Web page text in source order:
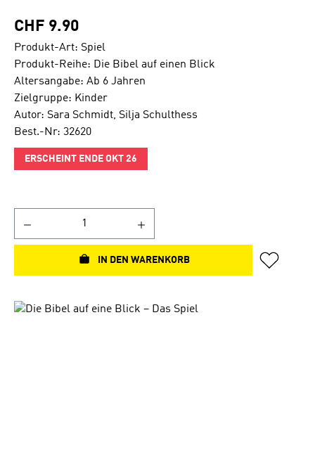
CHF 9.90
Produkt-Art: Spiel
Produkt-Reihe: Die Bibel auf einen Blick
Altersangabe: Ab 6 Jahren
Zielgruppe: Kinder
Autor: Sara Schmidt, Silja Schulthess
Best.-Nr: 32620
ERSCHEINT ENDE OKT 26
IN DEN WARENKORB
Bildergalerie überspringen